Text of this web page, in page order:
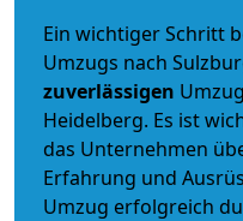
Ein wichtiger Schritt
Umzugs nach
zuverlässigen
Heidelberg. Es ist
das Unternehmen
Erfahrung und
Umzug erfolgreich